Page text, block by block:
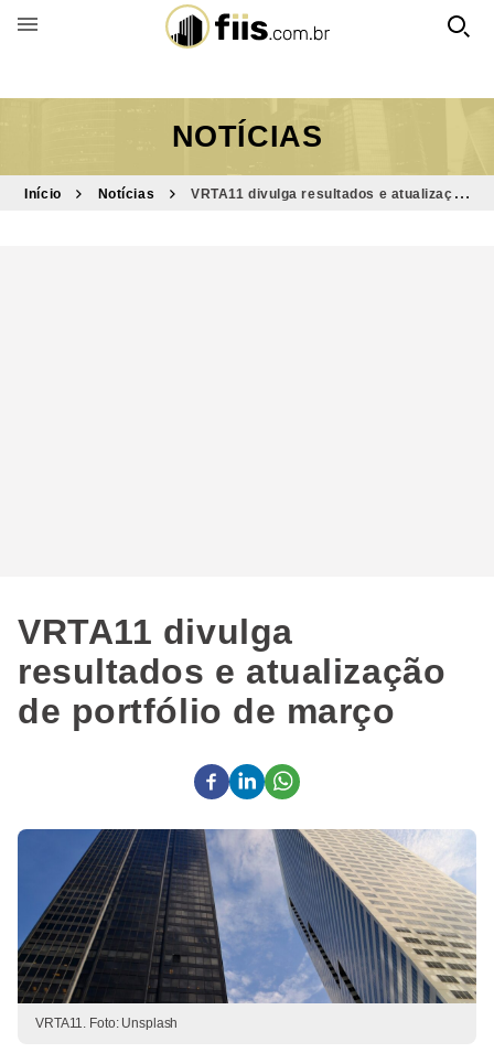
BUSCAR POR FUNDO
NOTÍCIAS
Início Notícias
VRTA11 divulga resultados e atualização
VRTA11 divulga
resultados e atualização
de portfólio de março
VRTA11. Foto: Unsplash